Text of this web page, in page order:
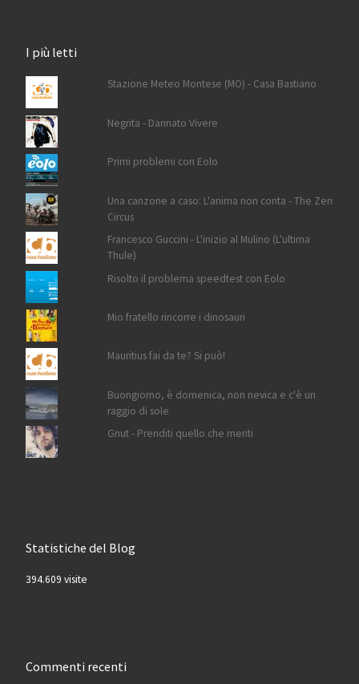
I più letti
Stazione Meteo Montese (MO) - Casa Bastiano
Negrita - Dannato Vivere
Primi problemi con Eolo
Una canzone a caso: L'anima non conta - The Zen
Circus
Francesco Guccini - L'inizio al Mulino (L'ultima
Thule)
Risolto il problema speedtest con Eolo
Mio fratello rincorre i dinosauri
Mauritius fai da te? Si può!
Buongiorno, è domenica, non nevica e c'è un
raggio di sole
Gnut - Prenditi quello che meriti
Statistiche del Blog
394.609 visite
Commenti recenti